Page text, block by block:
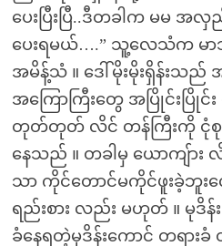
ပေးပြီးပြီ..ဒီတခါက မမ အ
ပေးရမယ်….” သူ့လေသံက မာ
အမိန့်သံ ။ ဒေါ်မိုးမိုးရှိန်းသ
အကြောကြီးတွေ အပြိုင်းပြို
တုတ်တုတ် လိင် တန်ကြီးကို ငုံ
နေသည် ။ တခါမှ ယောကျ်ာ
သာ ကိုင်တောင်မကိုင်ဖူးခဲ့ဘူ
ရည်းစား လည်း မဟုတ် ။ မုဒိန်း
ခံနေရတဲ့မုဒိန်းကောင် တရာ